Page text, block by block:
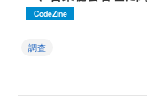
CodeZine
調査